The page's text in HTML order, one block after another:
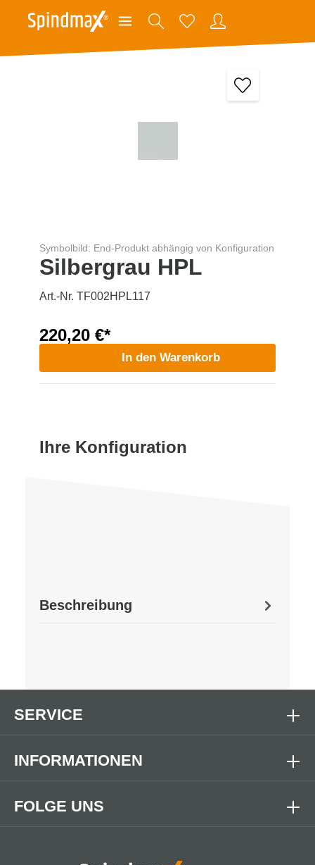
Symbolbild: End-Produkt abhängig von Konfiguration
Silbergrau HPL
Art.-Nr. TF002HPL117
220,20 €*
In den Warenkorb
Ihre Konfiguration
Beschreibung
FOLGE UNS
SERVICE
INFORMATIONEN